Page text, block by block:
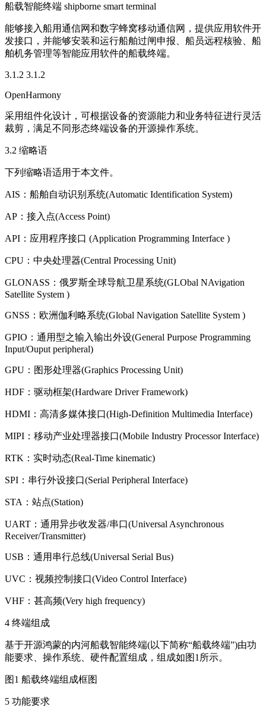
船载智能终端 shipborne smart terminal
能够接入船用通信网和数字蜂窝移动通信网，提供应用软件开
发接口，并能够安装和运行船舶过闸申报、船员远程核验、船
舶机务管理等智能应用软件的船载终端。
3.1.2 3.1.2
OpenHarmony
采用组件化设计，可根据设备的资源能力和业务特征进行灵活
裁剪，满足不同形态终端设备的开源操作系统。
3.2 缩略语
下列缩略语适用于本文件。
AIS：船舶自动识别系统(Automatic Identification System)
AP：接入点(Access Point)
API：应用程序接口 (Application Programming Interface )
CPU：中央处理器(Central Processing Unit)
GLONASS：俄罗斯全球导航卫星系统(GLObal NAvigation
Satellite System )
GNSS：欧洲伽利略系统(Global Navigation Satellite System )
GPIO：通用型之输入输出外设(General Purpose Programming
Input/Ouput peripheral)
GPU：图形处理器(Graphics Processing Unit)
HDF：驱动框架(Hardware Driver Framework)
HDMI：高清多媒体接口(High-Definition Multimedia Interface)
MIPI：移动产业处理器接口(Mobile Industry Processor Interface)
RTK：实时动态(Real-Time kinematic)
SPI：串行外设接口(Serial Peripheral Interface)
STA：站点(Station)
UART：通用异步收发器/串口(Universal Asynchronous
Receiver/Transmitter)
USB：通用串行总线(Universal Serial Bus)
UVC：视频控制接口(Video Control Interface)
VHF：甚高频(Very high frequency)
4 终端组成
基于开源鸿蒙的内河船载智能终端(以下简称“船载终端”)由功
能要求、操作系统、硬件配置组成，组成如图1所示。
图1 船载终端组成框图
5 功能要求